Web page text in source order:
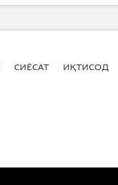
Қирғизистон
СИЁСАТ ИҚТИСОД